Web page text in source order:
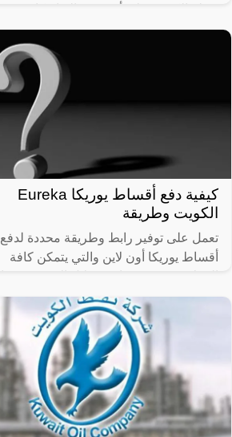
المواطن فعلاً من إحدى الأفعال الآتي
كيفية دفع أقساط يوريكا Eureka
الكويت وطريقة
تعمل على توفير رابط وطريقة محددة لدفع
أقساط يوريكا أون لاين والتي يتمكن كافة
خلال دقائق وبالتالي تعمل على توفير